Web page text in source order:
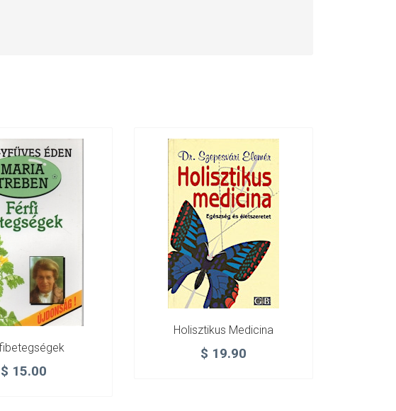
$ 15.00
Holisztikus Medicina
$ 19.90